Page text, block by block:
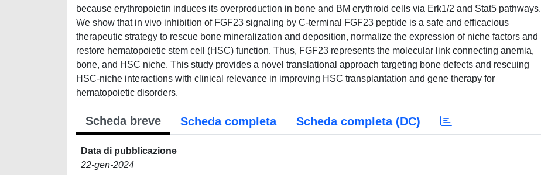
because erythropoietin induces its overproduction in bone and BM erythroid cells via Erk1/2 and Stat5 pathways.
We show that in vivo inhibition of FGF23 signaling by C-terminal FGF23 peptide is a safe and efficacious
therapeutic strategy to rescue bone mineralization and deposition, normalize the expression of niche factors and
restore hematopoietic stem cell (HSC) function. Thus, FGF23 represents the molecular link connecting anemia,
bone, and HSC niche. This study provides a novel translational approach targeting bone defects and rescuing
HSC-niche interactions with clinical relevance in improving HSC transplantation and gene therapy for
hematopoietic disorders.
Scheda breve Scheda completa Scheda completa (DC)
Data di pubblicazione
22-gen-2024